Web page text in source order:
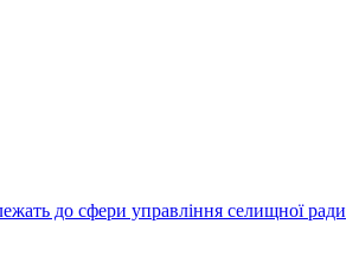
до сфери управління селищної ради